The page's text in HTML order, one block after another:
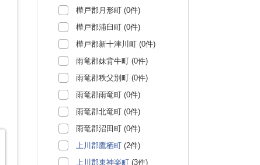
樺戸郡月形町 (0件)
樺戸郡浦臼町 (0件)
樺戸郡新十津川町 (0件)
雨竜郡妹背牛町 (0件)
雨竜郡秩父別町 (0件)
雨竜郡雨竜町 (0件)
雨竜郡北竜町 (0件)
雨竜郡沼田町 (0件)
上川郡鷹栖町 (2件)
上川郡東神楽町 (3件)